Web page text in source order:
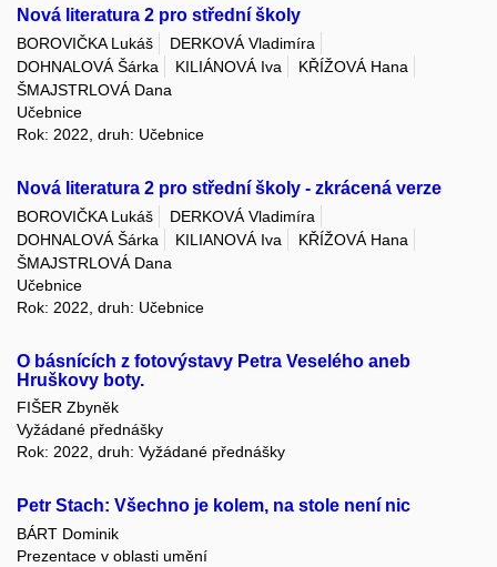
Nová literatura 2 pro střední školy
BOROVIČKA Lukáš
DERKOVÁ Vladimíra
DOHNALOVÁ Šárka
KILIÁNOVÁ Iva
KŘÍŽOVÁ Hana
ŠMAJSTRLOVÁ Dana
Učebnice
Rok: 2022, druh: Učebnice
Nová literatura 2 pro střední školy - zkrácená verze
BOROVIČKA Lukáš
DERKOVÁ Vladimíra
DOHNALOVÁ Šárka
KILIANOVÁ Iva
KŘÍŽOVÁ Hana
ŠMAJSTRLOVÁ Dana
Učebnice
Rok: 2022, druh: Učebnice
O básnících z fotovýstavy Petra Veselého aneb
Hruškovy boty.
FIŠER Zbyněk
Vyžádané přednášky
Rok: 2022, druh: Vyžádané přednášky
Petr Stach: Všechno je kolem, na stole není nic
BÁRT Dominik
Prezentace v oblasti umění